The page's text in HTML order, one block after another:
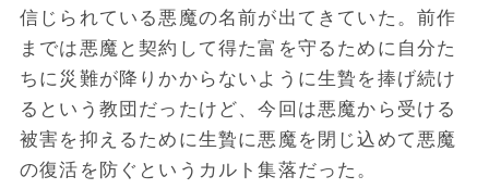
信じられている悪魔の名前が出てきていた。前作
までは悪魔と契約して得た富を守るために自分た
ちに災難が降りかからないように生贄を捧げ続け
るという教団だったけど、今回は悪魔から受ける
被害を抑えるために生贄に悪魔を閉じ込めて悪魔
の復活を防ぐというカルト集落だった。